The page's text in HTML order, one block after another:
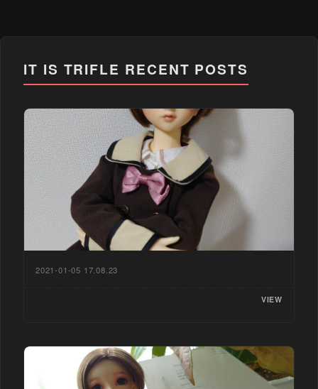
IT IS TRIFLE RECENT POSTS
2021-01-05 17.08.23
VIEW